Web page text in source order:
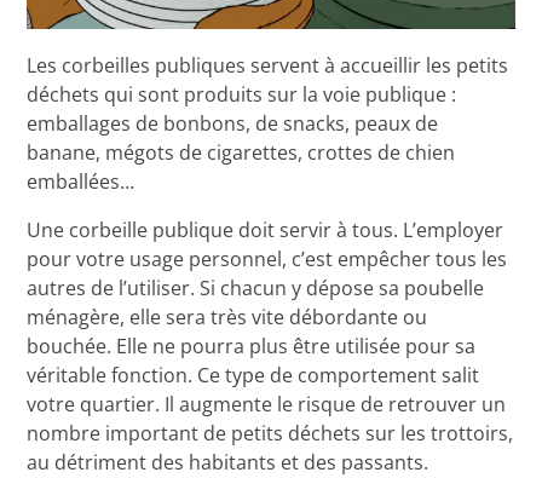
Les corbeilles publiques servent à accueillir les petits
déchets qui sont produits sur la voie publique :
emballages de bonbons, de snacks, peaux de
banane, mégots de cigarettes, crottes de chien
emballées…
Une corbeille publique doit servir à tous. L’employer
pour votre usage personnel, c’est empêcher tous les
autres de l’utiliser. Si chacun y dépose sa poubelle
ménagère, elle sera très vite débordante ou
bouchée. Elle ne pourra plus être utilisée pour sa
véritable fonction. Ce type de comportement salit
votre quartier. Il augmente le risque de retrouver un
nombre important de petits déchets sur les trottoirs,
au détriment des habitants et des passants.